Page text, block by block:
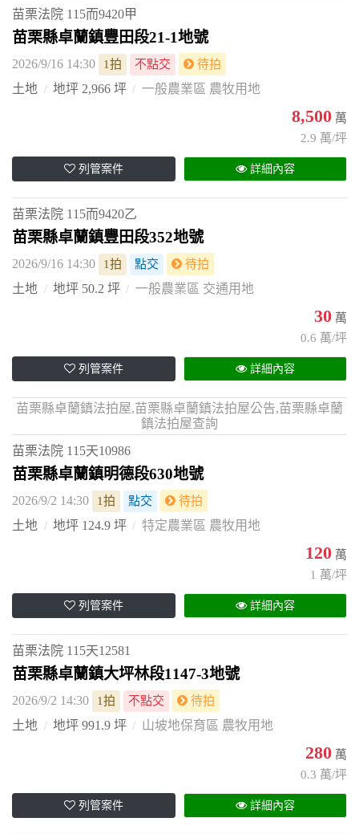
苗栗法院 115而9420甲
苗栗縣卓蘭鎮豐田段21-1地號
2026/9/16 14:30 1拍 不點交 待拍
土地 地坪 2,966 坪 一般農業區 農牧用地
8,500 萬
2.9 萬/坪
列管案件 詳細內容
苗栗法院 115而9420乙
苗栗縣卓蘭鎮豐田段352地號
2026/9/16 14:30 1拍 點交 待拍
土地 地坪 50.2 坪 一般農業區 交通用地
30 萬
0.6 萬/坪
列管案件 詳細內容
苗栗縣卓蘭鎮法拍屋,苗栗縣卓蘭鎮法拍屋公告,苗栗縣卓蘭
鎮法拍屋查詢
苗栗法院 115天10986
苗栗縣卓蘭鎮明德段630地號
2026/9/2 14:30 1拍 點交 待拍
土地 地坪 124.9 坪 特定農業區 農牧用地
120 萬
1 萬/坪
列管案件 詳細內容
苗栗法院 115天12581
苗栗縣卓蘭鎮大坪林段1147-3地號
2026/9/2 14:30 1拍 不點交 待拍
土地 地坪 991.9 坪 山坡地保育區 農牧用地
280 萬
0.3 萬/坪
列管案件 詳細內容